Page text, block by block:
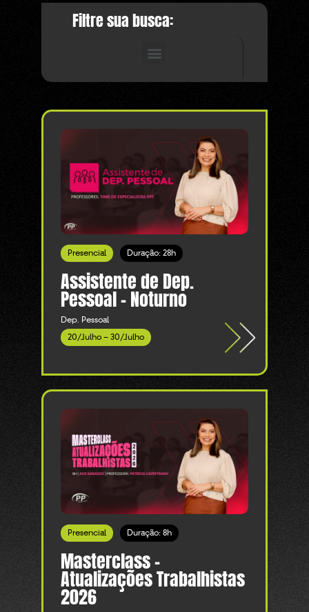
Filtre sua busca:
Presencial Duração: 28h
Assistente de Dep.
Pessoal - Noturno
Dep. Pessoal
20/Julho – 30/Julho
Presencial Duração: 8h
Masterclass -
Atualizações Trabalhistas
2026